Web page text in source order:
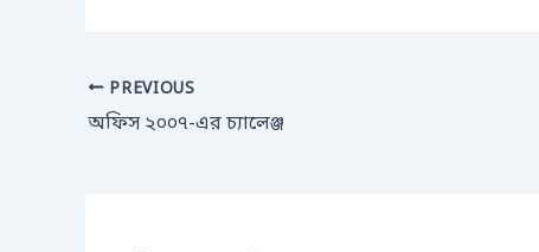
PREVIOUS
অফিস ২০০৭-এর চ্যালেঞ্জ